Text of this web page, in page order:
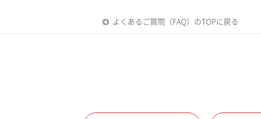
よくあるご質問（FAQ）のTOPに戻る